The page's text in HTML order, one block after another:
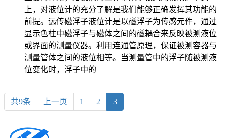
上，对液位计的充分了解是我们能够正确发挥其功能的
前提。远传磁浮子液位计是以磁浮子为传感元件，通过
显示色柱中磁浮子与磁体之间的磁耦合来反映被测液位
或界面的测量仪器。利用连通管原理，保证被测容器与
测量管体之间的液位相等。当测量管中的浮子随被测液
位变化时，浮子中的
共9条 上一页 1 2 3